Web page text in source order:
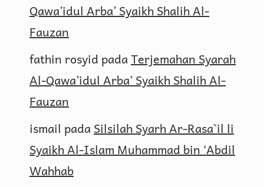
Qawa’idul Arba’ Syaikh Shalih Al-
Fauzan
fathin rosyid padaTerjemahan Syarah
Al-Qawa’idul Arba’ Syaikh Shalih Al-
Fauzan
ismail padaSilsilah Syarh Ar-Rasa`il li
Syaikh Al-Islam Muhammad bin ‘Abdil
Wahhab